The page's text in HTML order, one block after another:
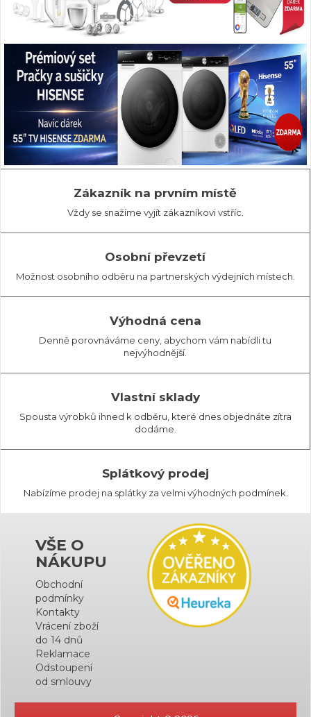
Zákazník na prvním místě
Vždy se snažíme vyjít zákazníkovi vstříc.
Osobní převzetí
Možnost osobního odběru na partnerských výdejních místech.
Výhodná cena
Denně porovnáváme ceny, abychom vám nabídli tu
nejvýhodnější.
Vlastní sklady
Spousta výrobků ihned k odběru, které dnes objednáte zítra
dodáme.
Splátkový prodej
Nabízíme prodej na splátky za velmi výhodných podmínek.
VŠE O
NÁKUPU
Obchodní
podmínky
Kontakty
Vrácení zboží
do 14 dnů
Reklamace
Odstoupení
od smlouvy